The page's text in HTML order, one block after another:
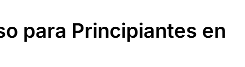
para Principiantes en